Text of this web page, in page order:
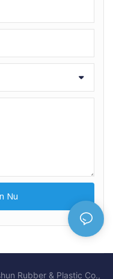
Nu
i vevhuset på
gummi med flätade
Rubber & Plastic Co.,